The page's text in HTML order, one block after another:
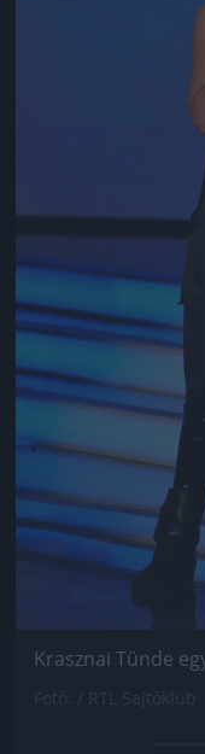
Krasznai Tünde